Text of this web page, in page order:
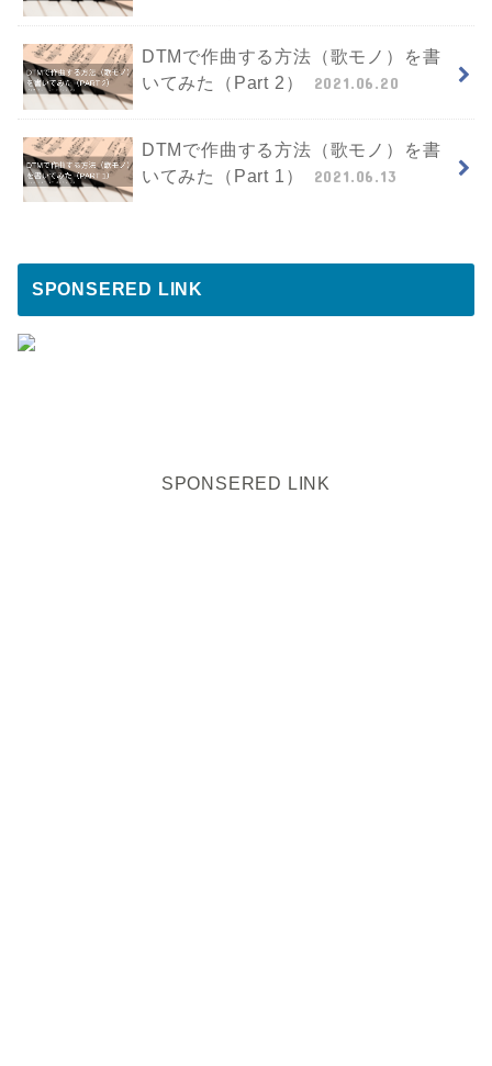
DTMで作曲する方法（歌モノ）を書
いてみた（Part 2）
2021.06.20
DTMで作曲する方法（歌モノ）を書
いてみた（Part 1）
2021.06.13
SPONSERED LINK
SPONSERED LINK